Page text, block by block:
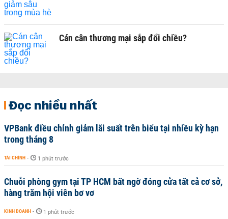
Cán cân thương mại sắp đổi chiều?
Đọc nhiều nhất
VPBank điều chỉnh giảm lãi suất trên biểu tại nhiều kỳ hạn
trong tháng 8
TÀI CHÍNH - 1 phút trước
Chuỗi phòng gym tại TP HCM bất ngờ đóng cửa tất cả cơ sở,
hàng trăm hội viên bơ vơ
KINH DOANH - 1 phút trước